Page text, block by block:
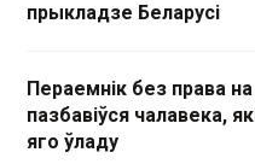
прыкладзе Беларусі
Пераемнік без права
пазбавіўся чалавека,
яго ўладу